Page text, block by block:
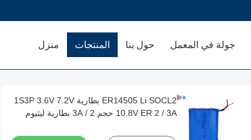
منزل المنتجات حول بنا جولة في المعمل
ER14505 Li SOCL2 بطارية 1S3P 3.6V 7.2V
10.8V ER 2 / 3A حجم 2 / 3A بطارية ليثيوم